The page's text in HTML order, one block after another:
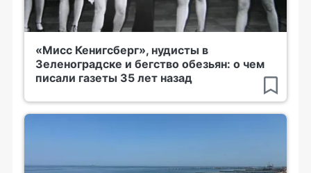
«Мисс Кенигсберг», нудисты в
Зеленоградске и бегство обезьян: о чем
писали газеты 35 лет назад